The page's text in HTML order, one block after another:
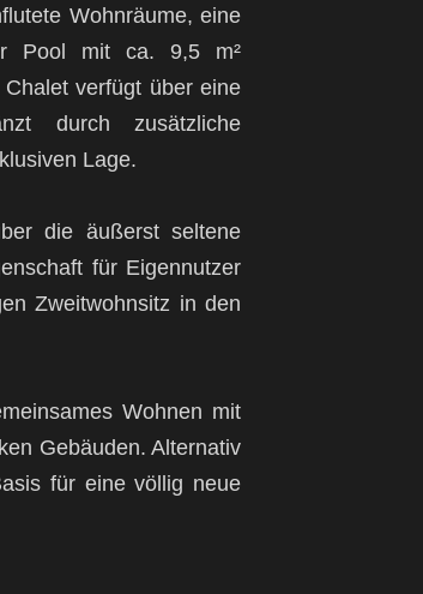
Wohnräume, eine
Pool mit ca. 9,5 m²
verfügt über eine
durch zusätzliche
Lage.
die äußerst seltene
für Eigennutzer
Zweitwohnsitz in den
Wohnen mit
Gebäuden. Alternativ
für eine völlig neue